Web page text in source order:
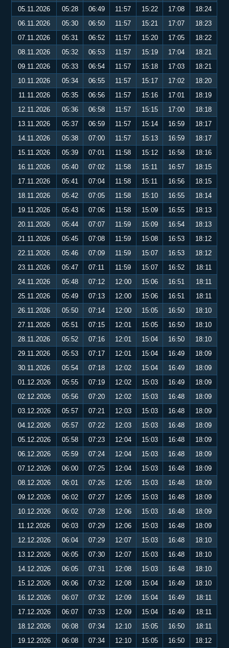
05.11.2026 05:28 06:49 11:57 15:22 17:08
18:24
06.11.2026
05:30 06:50 11:57 15:21 17:07
18:23
07.11.2026
05:31 06:52 11:57 15:20 17:05
18:22
08.11.2026
05:32 06:53 11:57 15:19 17:04
18:21
09.11.2026
05:33 06:54 11:57 15:18 17:03
18:21
10.11.2026
05:34 06:55 11:57 15:17 17:02
18:20
11.11.2026
05:35 06:56 11:57 15:16 17:01
18:19
12.11.2026
05:36 06:58 11:57 15:15 17:00
18:18
13.11.2026
05:37 06:59 11:57 15:14 16:59
18:17
14.11.2026
05:38 07:00 11:57 15:13 16:59
18:17
15.11.2026
05:39 07:01 11:58 15:12 16:58
18:16
16.11.2026
05:40 07:02 11:58 15:11 16:57
18:15
17.11.2026
05:41 07:04 11:58 15:11 16:56
18:15
18.11.2026
05:42 07:05 11:58 15:10 16:55
18:14
19.11.2026
05:43 07:06 11:58 15:09 16:55
18:13
20.11.2026
05:44 07:07 11:59 15:09 16:54
18:13
21.11.2026
05:45 07:08 11:59 15:08 16:53
18:12
22.11.2026
05:46 07:09 11:59 15:07 16:53
18:12
23.11.2026
05:47 07:11 11:59 15:07 16:52
18:11
24.11.2026
05:48 07:12 12:00 15:06 16:51
18:11
25.11.2026
05:49 07:13 12:00 15:06 16:51
18:11
26.11.2026
05:50 07:14 12:00 15:05 16:50
18:10
27.11.2026
05:51 07:15 12:01 15:05 16:50
18:10
28.11.2026
05:52 07:16 12:01 15:04 16:50
18:10
29.11.2026
05:53 07:17 12:01 15:04 16:49
18:09
30.11.2026
05:54 07:18 12:02 15:04 16:49
18:09
01.12.2026
05:55 07:19 12:02 15:03 16:49
18:09
02.12.2026
05:56 07:20 12:02 15:03 16:48
18:09
03.12.2026
05:57 07:21 12:03 15:03 16:48
18:09
04.12.2026
05:57 07:22 12:03 15:03 16:48
18:09
05.12.2026
05:58 07:23 12:04 15:03 16:48
18:09
06.12.2026
05:59 07:24 12:04 15:03 16:48
18:09
07.12.2026
06:00 07:25 12:04 15:03 16:48
18:09
08.12.2026
06:01 07:26 12:05 15:03 16:48
18:09
09.12.2026
06:02 07:27 12:05 15:03 16:48
18:09
10.12.2026
06:02 07:28 12:06 15:03 16:48
18:09
11.12.2026
06:03 07:29 12:06 15:03 16:48
18:09
12.12.2026
06:04 07:29 12:07 15:03 16:48
18:10
13.12.2026
06:05 07:30 12:07 15:03 16:48
18:10
14.12.2026
06:05 07:31 12:08 15:03 16:48
18:10
15.12.2026
06:06 07:32 12:08 15:04 16:49
18:10
16.12.2026
06:07 07:32 12:09 15:04 16:49
18:11
17.12.2026
06:07 07:33 12:09 15:04 16:49
18:11
18.12.2026
06:08 07:34 12:10 15:05 16:50
18:11
19.12.2026
06:08 07:34 12:10 15:05 16:50
18:12